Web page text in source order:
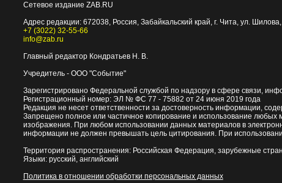
Сетевое издание ZAB.RU
Адрес редакции: 672038, Россия, Забайкальский край, г. Чита, ул.
+7 (3022) 32-55-66
info@zab.ru
Главный редактор Кондратьев Н. В.
Учредитель - ООО "Событие"
Зарегистрировано Федеральной службой по надзору в сфере связи,
Регистрационный номер: ЭЛ № ФС 77 - 75882 от 24 июня 2019 года
Редакция не несет ответственности за достоверность информации,
Запрещено полное или частичное копирование и использование любых
изображения. При любом использовании данных материалов в
информации не должен превышать цель цитирования. При
Территория распространения: Российская Федерация, зарубежные
Языки: русский, английский
Политика в отношении обработки персональных данных